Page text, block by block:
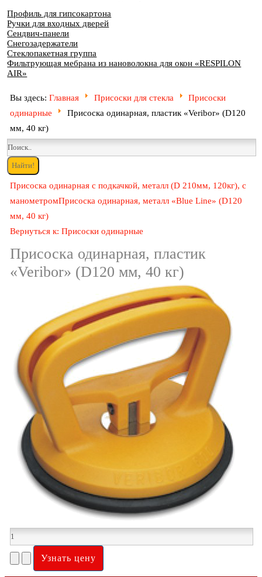
Профиль для гипсокартона
Ручки для входных дверей
Сендвич-панели
Снегозадержатели
Стеклопакетная группа
Фильтрующая мебрана из нановолокна для окон «RESPILON
AIR»
Вы здесь:Главная Присоски для стекла
Присоски
одинарные
Присоска одинарная, пластик «Veribor» (D120
мм, 40 кг)
Присоска одинарная с подкачкой, металл (D 210мм, 120кг), с
манометромПрисоска одинарная, металл «Blue Line» (D120
мм, 40 кг)
Вернуться к: Присоски одинарные
Присоска одинарная, пластик
«Veribor» (D120 мм, 40 кг)